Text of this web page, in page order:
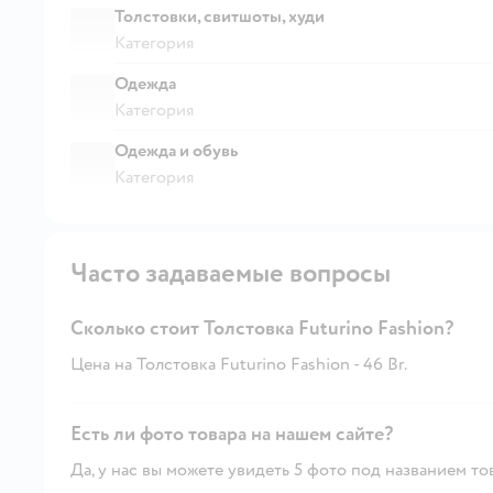
Толстовки, свитшоты, худи
Категория
Одежда
Категория
Одежда и обувь
Категория
Часто задаваемые вопросы
Сколько стоит Толстовка Futurino Fashion?
Цена на Толстовка Futurino Fashion - 46 Br.
Есть ли фото товара на нашем сайте?
Да, у нас вы можете увидеть 5 фото под названием